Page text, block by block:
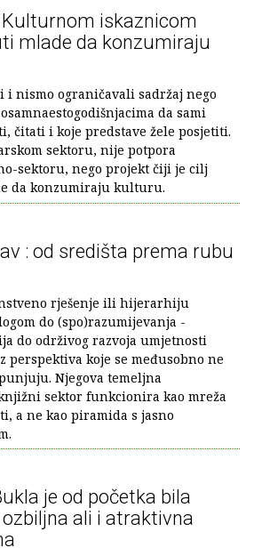
iskaznicom
mlade da konzumiraju
nismo ograničavali sadržaj nego
da sami
čitati i koje predstave žele posjetiti.
sektoru, nije potpora
sektoru, nego projekt čiji je cilj
da konzumiraju kulturu.
: od središta prema rubu
rješenje ili hijerarhiju
do (spo)razumijevanja -
do održivog razvoja umjetnosti
perspektiva koje se međusobno ne
Njegova temeljna
sektor funkcionira kao mreža
a ne kao piramida s jasno
je od početka bila
ali i atraktivna